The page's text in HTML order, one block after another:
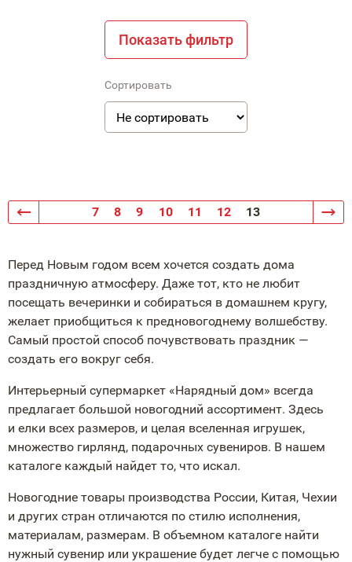
7 8 9 10 11 12 13
Перед Новым годом всем хочется создать дома
праздничную атмосферу. Даже тот, кто не любит
посещать вечеринки и собираться в домашнем кругу,
желает приобщиться к предновогоднему волшебству.
Самый простой способ почувствовать праздник —
создать его вокруг себя.
Интерьерный супермаркет «Нарядный дом» всегда
предлагает большой новогодний ассортимент. Здесь
и елки всех размеров, и целая вселенная игрушек,
множество гирлянд, подарочных сувениров. В нашем
каталоге каждый найдет то, что искал.
Новогодние товары производства России, Китая, Чехии
и других стран отличаются по стилю исполнения,
материалам, размерам. В объемном каталоге найти
нужный сувенир или украшение будет легче с помощью
Показать фильтр
Сортировать